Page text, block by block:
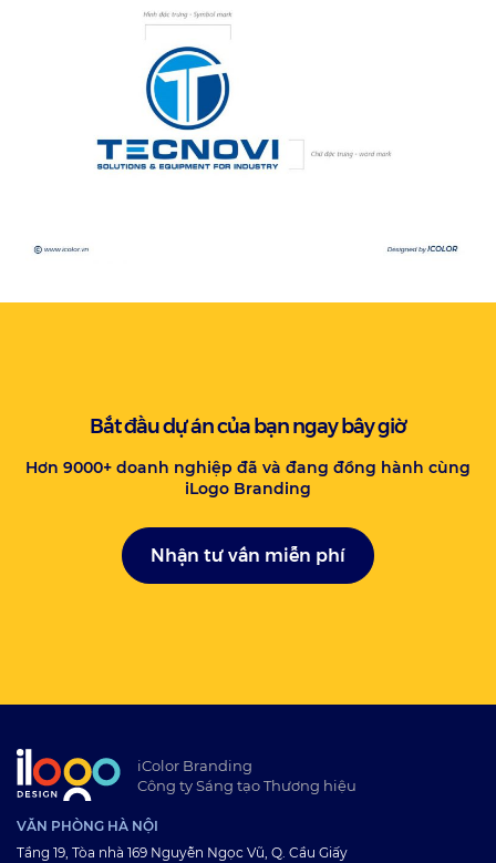
Bắt đầu dự án của bạn ngay bây giờ
Hơn 9000+ doanh nghiệp đã và đang đồng hành cùng
iLogo Branding
Nhận tư vấn miễn phí
iColor Branding
Công ty Sáng tạo Thương hiệu
VĂN PHÒNG HÀ NỘI
Tầng 19, Tòa nhà 169 Nguyễn Ngọc Vũ, Q. Cầu Giấy